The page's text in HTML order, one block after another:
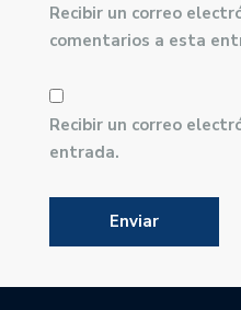
Recibir un correo
comentarios a esta
Recibir un correo
entrada.